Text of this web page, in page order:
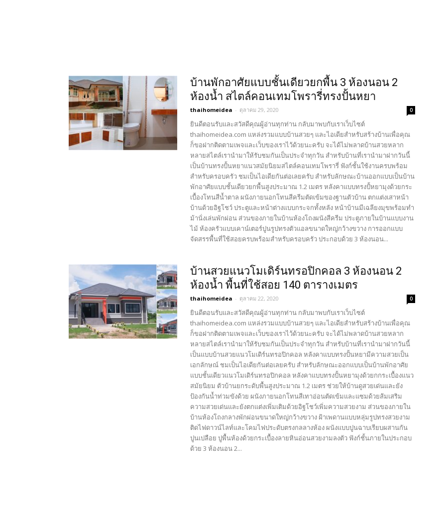
บ้านพักอาศัยแบบชั้นเดียวยกพื้น 3 ห้องนอน 2
ห้องน้ำ สไตล์คอนเทมโพรารี่ทรงปั้นหยา
thaihomeidea - ตุลาคม 29, 2020 0
ยินดีตอนรับและสวัสดีคุณผู้อ่านทุกท่าน กลับมาพบกับเราเว็บไซต์
thaihomeidea.com แหล่งรวมแบบบ้านสวยๆ และไอเดียสำหรับสร้างบ้านเพื่อคุณ
ก็ขอฝากติดตามเพจและเว็บของเราไว้ด้วยนะครับ จะได้ไม่พลาดบ้านสวยหลาก
หลายสไตล์เรานำมาให้รับชมกันเป็นประจำทุกวัน สำหรับบ้านที่เรานำมาฝากวันนี้
เป็นบ้านทรงปั้นหยาแนวสมัยนิยมสไตล์คอนเทมโพรารี่ ฟังก์ชั้นใช้งานครบพร้อม
สำหรับครอบครัว ชมเป็นไอเดียกันต่อเลยครับ สำหรับลักษณะบ้านออกแบบเป็นบ้าน
พักอาศัยแบบชั้นเดียวยกพื้นสูงประมาณ 1.2 เมตร หลังคาแบบทรงปั้หยามุงด้วยกระ
เบื้องโทนสีน้ำตาล ผนังภายนอกโทนสีครีมตัดเข้มของฐานตัวบ้าน ตกแต่งเสาหน้า
บ้านด้วยอิฐโชว์ ประตูและหน้าต่างแบบกระจกทั้งหลัง หน้าบ้านมีเฉลียงมุขพร้อมทำ
ม้านั่งเล่นพักผ่อน ส่วนของภายในบ้านห้องโถงผนังสีครีม ประตูภายในบ้านแบบงาน
ไม้ ห้องครัวแบบเคาน์เตอร์ปูนรูปทรงตัวแอลขนาดใหญ่กว้างขวาง การออกแบบ
จัดสรรพื้นที่ใช้สอยครบพร้อมสำหรับครอบครัว ประกอบด้วย 3 ห้องนอน...
บ้านสวยแนวโมเดิร์นทรอปิกคอล 3 ห้องนอน 2
ห้องน้ำ พื้นที่ใช้สอย 140 ตารางเมตร
thaihomeidea - ตุลาคม 22, 2020 0
ยินดีตอนรับและสวัสดีคุณผู้อ่านทุกท่าน กลับมาพบกับเราเว็บไซต์
thaihomeidea.com แหล่งรวมแบบบ้านสวยๆ และไอเดียสำหรับสร้างบ้านเพื่อคุณ
ก็ขอฝากติดตามเพจและเว็บของเราไว้ด้วยนะครับ จะได้ไม่พลาดบ้านสวยหลาก
หลายสไตล์เรานำมาให้รับชมกันเป็นประจำทุกวัน สำหรับบ้านที่เรานำมาฝากวันนี้
เป็นแบบบ้านสวยแนวโมเดิร์นทรอปิกคอล หลังคาแบบทรงปั้นหยามีความสวยเป็น
เอกลักษณ์ ชมเป็นไอเดียกันต่อเลยครับ สำหรับลักษณะออกแบบเป็นบ้านพักอาศัย
แบบชั้นเดียวแนวโมเดิร์นทรอปิกคอล หลังคาแบบทรงปั้นหยามุงด้วยกกระเบื้องแนว
สมัยนิยม ตัวบ้านยกระดับพื้นสูงประมาณ 1.2 เมตร ช่วยให้บ้านดูสวยเด่นและยัง
ป้องกันน้ำท่วมขังด้วย ผนังภายนอกโทนสีเทาอ่อนตัดเข้มและแซมด้วยส้มเสริม
ความสวยเด่นและยังตกแต่งเพิ่มเติมด้วยอิฐโชว์เพิ่มความสวยงาม ส่วนของภายใน
บ้านห้องโถงกลางพักผ่อนขนาดใหญ่กว้างขวาง ฝ้าเพดานแบบหลุ่มรูปทรงสวยงาม
ติดไฟดาวน์ไลท์และโคมไฟประดับตรงกลลางห้อง ผนังแบบปูนฉาบเรียบผสานกัน
ปูนเปลือย ปูพื้นห้องด้วยกระเบื้องลายหินอ่อนสวยงามลงตัว ฟังก์ชั้นภายในประกอบ
ด้วย 3 ห้องนอน 2...